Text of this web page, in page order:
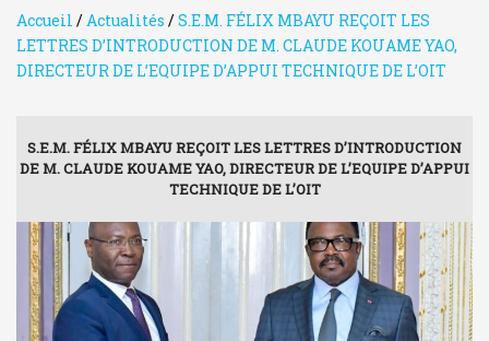
Accueil /Actualités /S.E.M. FÉLIX MBAYU REÇOIT LES
LETTRES D’INTRODUCTION DE M. CLAUDE KOUAME YAO,
DIRECTEUR DE L’EQUIPE D’APPUI TECHNIQUE DE L’OIT
S.E.M. FÉLIX MBAYU REÇOIT LES LETTRES D’INTRODUCTION
DE M. CLAUDE KOUAME YAO, DIRECTEUR DE L’EQUIPE D’APPUI
TECHNIQUE DE L’OIT